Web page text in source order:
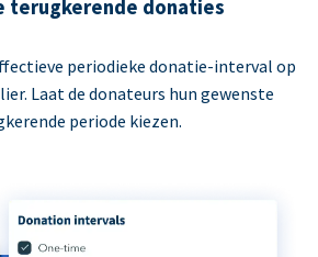
terugkerende donaties
periodieke donatie-interval op
Laat de donateurs hun gewenste
periode kiezen.